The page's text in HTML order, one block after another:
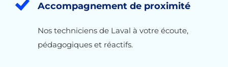
Accompagnement de proximité
Nos techniciens de Laval à votre écoute,
pédagogiques et réactifs.